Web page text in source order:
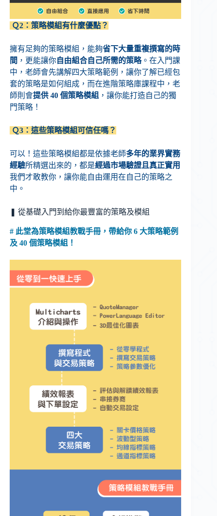
Ｑ2：策略模組有什麼優點？
擁有足夠的策略模組，能夠省下大量重複撰寫的時
間 ，更能讓你自由組合自己所需的策略。在入門課
中，老師會先講解四大策略範例，讓你了解已經包
套的策略是如何組成，而在進階策略庫課程中，老
師則會提供 40 個策略模組 ，讓你能打造自己的獨
門策略！
Ｑ3：這些策略模組可信任嗎？
可以！這些策略模組都是依據老師多年的業界實務
經驗所精選出來的，都是經過市場驗證且真正實用
我們才敢教你，讓你能自由運用在自己的策略之
中。
❚ 從基礎入門到給你最豐富的策略及模組
# 此堂為策略模組教戰手冊，帶給你 6 大策略範例
及 40 個策略模組！